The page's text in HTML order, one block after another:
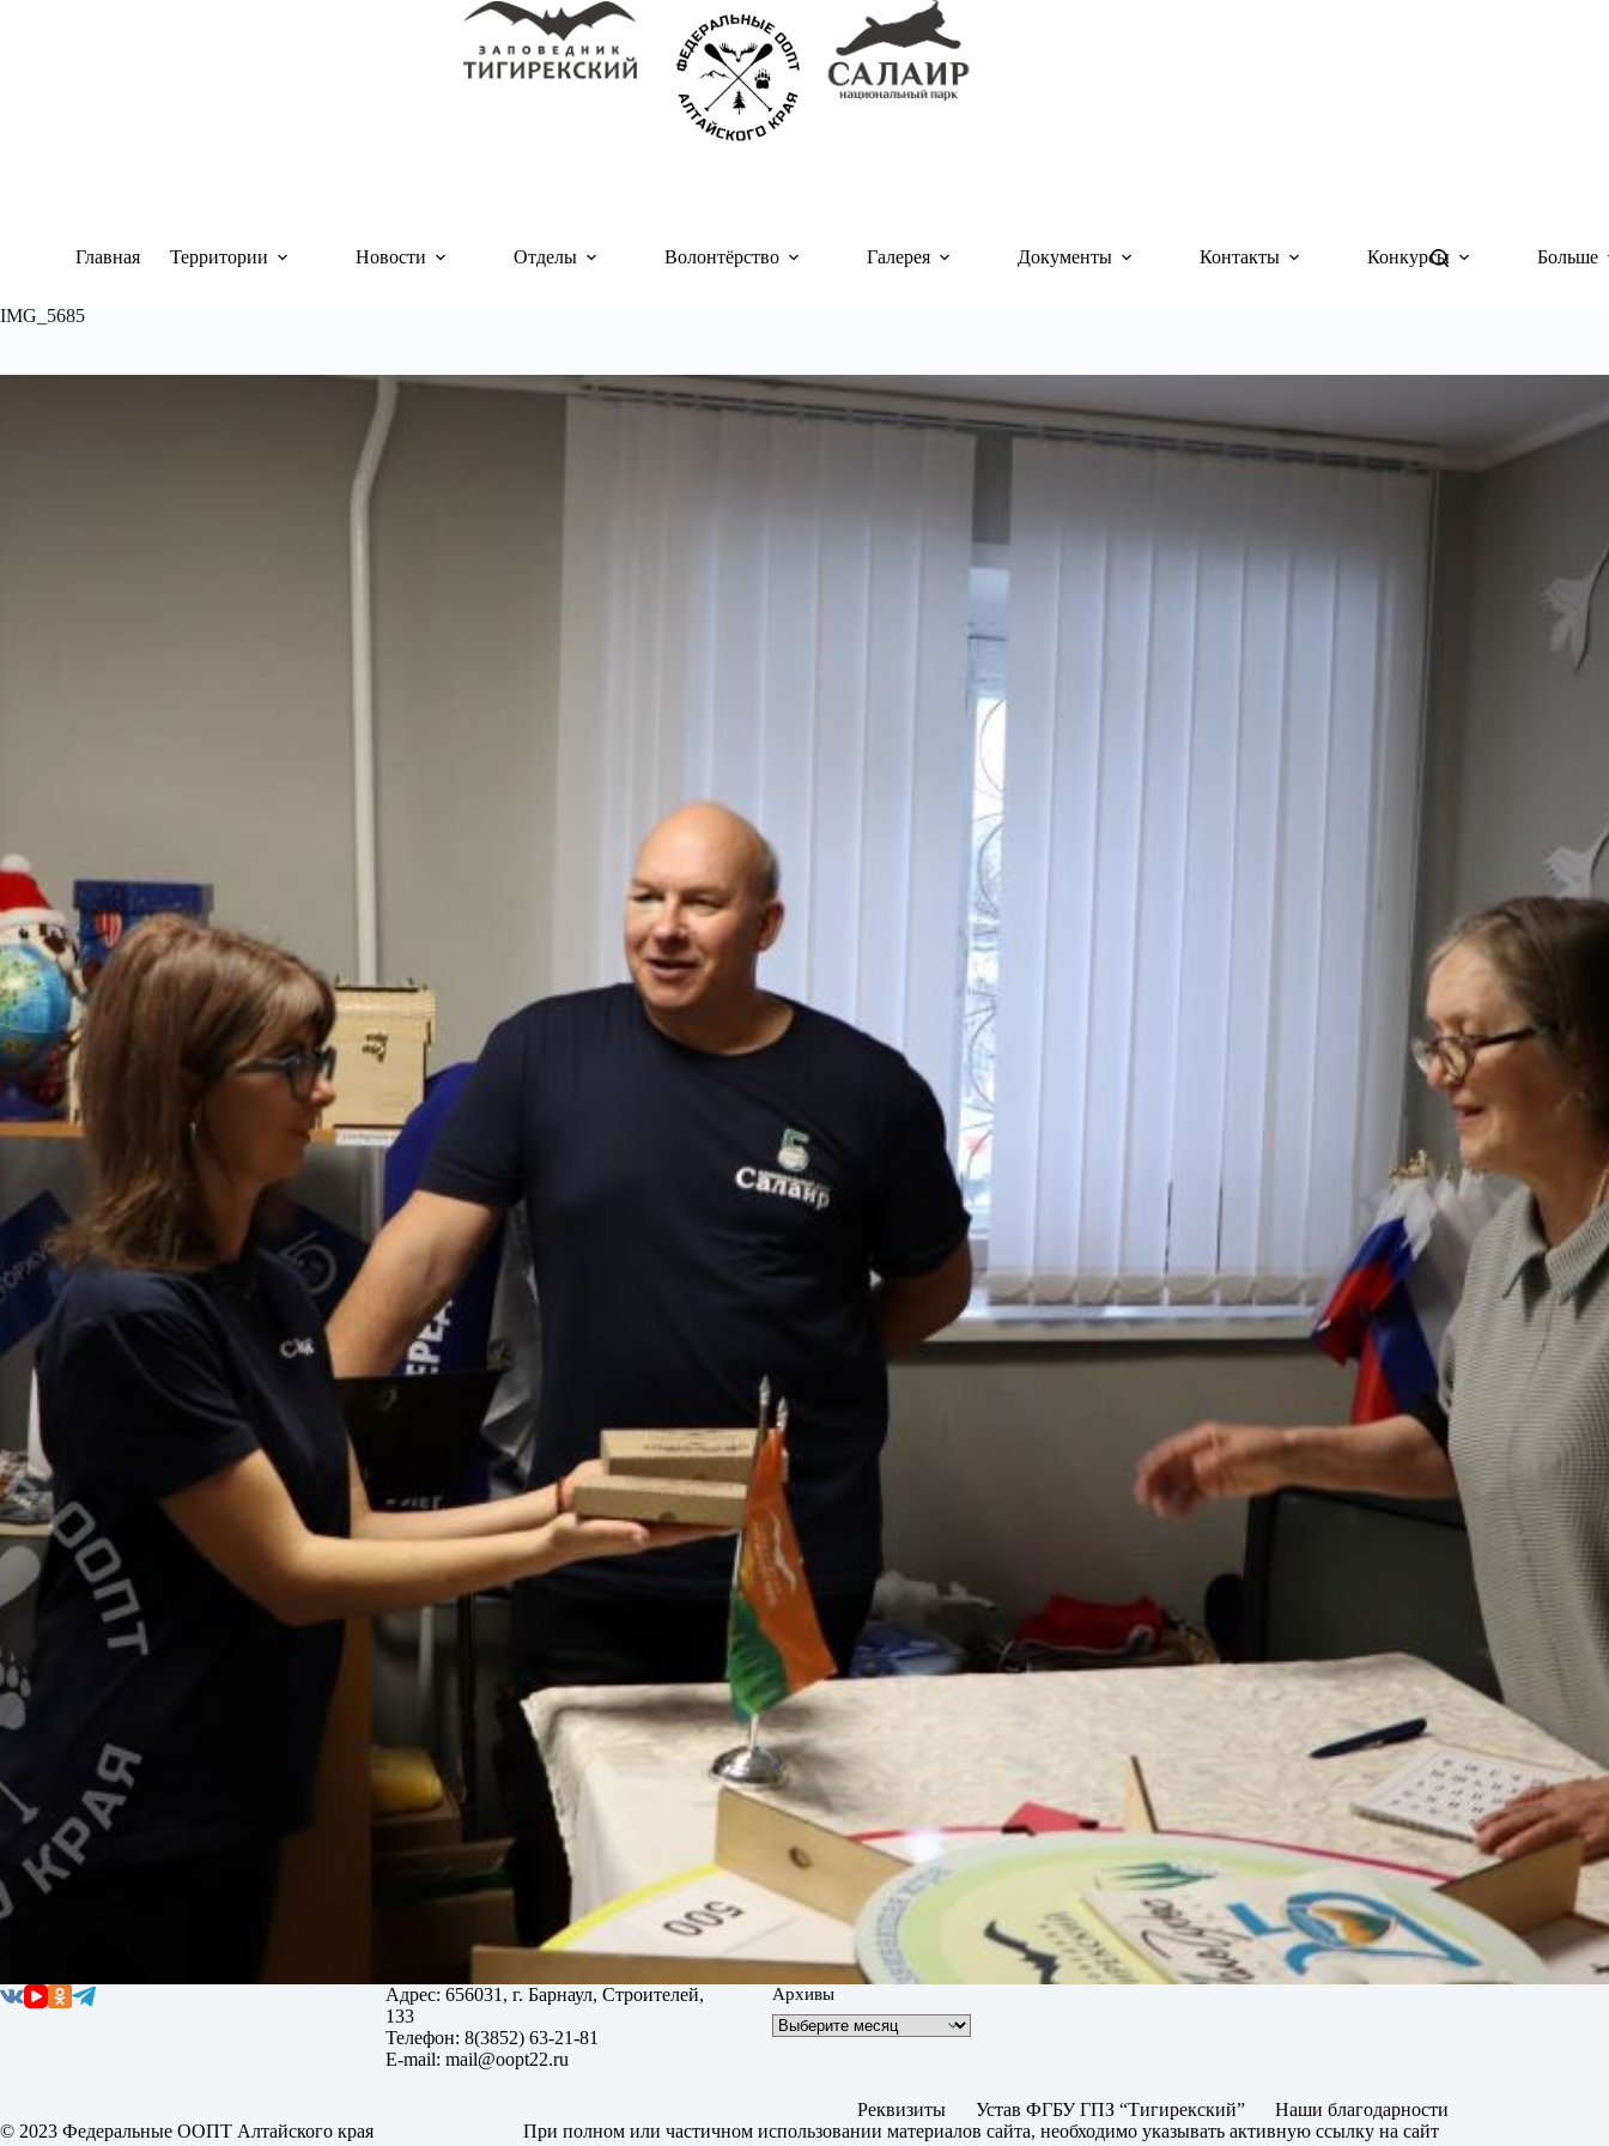
Главная Территории Новости Отделы Волонтёрство Галерея Документы Контакты Конкурсы Больше
IMG_5685
Адрес: 656031, г. Барнаул, Строителей,
133
Телефон: 8(3852) 63-21-81
E-mail: mail@oopt22.ru
Архивы
Реквизиты Устав ФГБУ ГПЗ “Тигирекский”
Наши благодарности
© 2023 Федеральные ООПТ Алтайского края
При полном или частичном использовании материалов сайта, необходимо указывать активную ссылку на сайт